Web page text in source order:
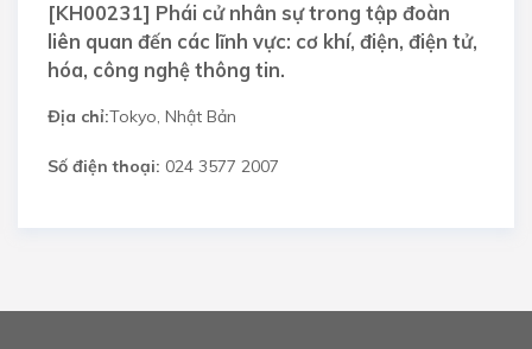
[KH00231] Phái cử nhân sự trong tập đoàn
liên quan đến các lĩnh vực: cơ khí, điện, điện tử,
hóa, công nghệ thông tin.
Địa chỉ:Tokyo, Nhật Bản
Số điện thoại: 024 3577 2007